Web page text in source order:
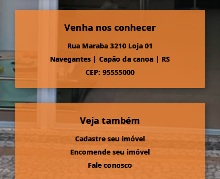
Venha nos conhecer
Rua Maraba 3210 Loja 01
Navegantes | Capão da canoa | RS
CEP: 95555000
Veja também
Cadastre seu imóvel
Encomende seu imóvel
Fale conosco